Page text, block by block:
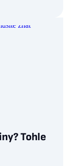
Tohle